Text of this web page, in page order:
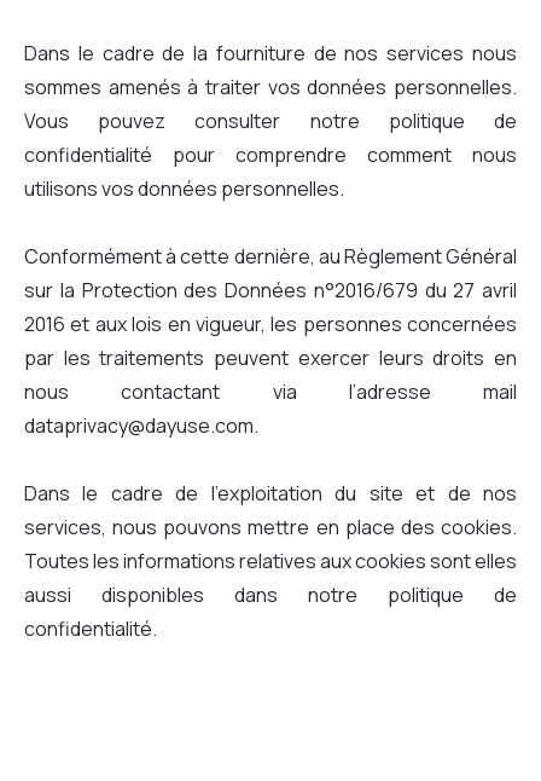
Dans le cadre de la fourniture de nos services nous
sommes amenés à traiter vos données personnelles.
Vous pouvez consulter notre politique de
confidentialité pour comprendre comment nous
utilisons vos données personnelles.
Conformément à cette dernière, au Règlement Général
sur la Protection des Données n°2016/679 du 27 avril
2016 et aux lois en vigueur, les personnes concernées
par les traitements peuvent exercer leurs droits en
nous contactant via l’adresse mail
dataprivacy@dayuse.com.
Dans le cadre de l’exploitation du site et de nos
services, nous pouvons mettre en place des cookies.
Toutes les informations relatives aux cookies sont elles
aussi disponibles dans notre politique de
confidentialité.